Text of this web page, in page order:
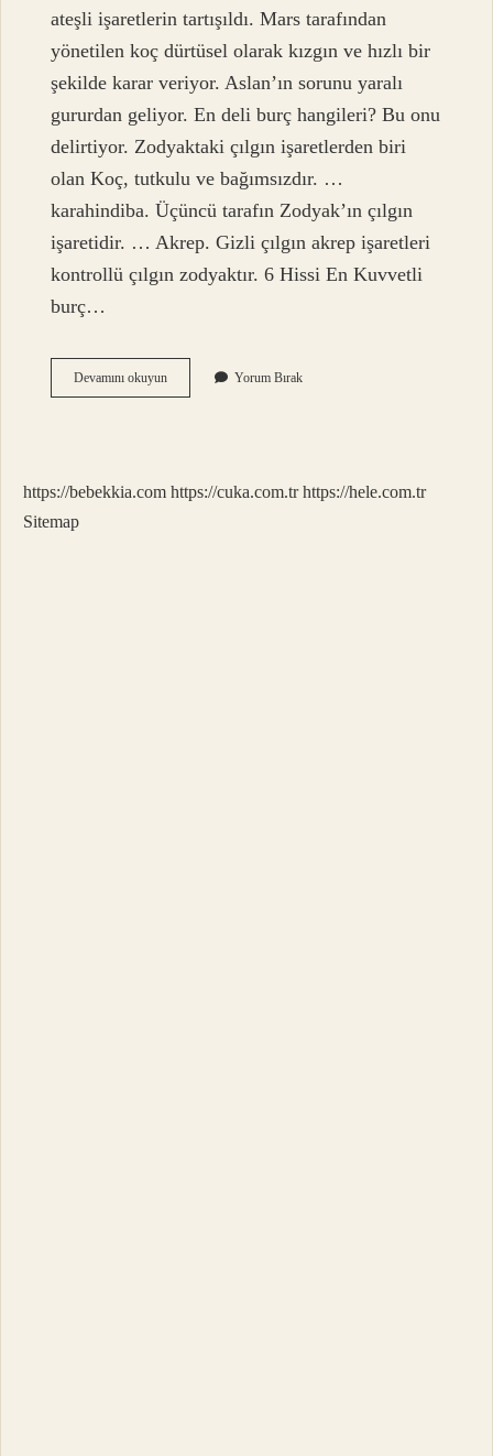
ateşli işaretlerin tartışıldı. Mars tarafından
yönetilen koç dürtüsel olarak kızgın ve hızlı bir
şekilde karar veriyor. Aslan’ın sorunu yaralı
gururdan geliyor. En deli burç hangileri? Bu onu
delirtiyor. Zodyaktaki çılgın işaretlerden biri
olan Koç, tutkulu ve bağımsızdır. …
karahindiba. Üçüncü tarafın Zodyak’ın çılgın
işaretidir. … Akrep. Gizli çılgın akrep işaretleri
kontrollü çılgın zodyaktır. 6 Hissi En Kuvvetli
burç…
Devamını okuyunEn
Gergin
Yorum Bırak
https://bebekkia.com https://cuka.com.tr https://hele.com.tr
Sitemap